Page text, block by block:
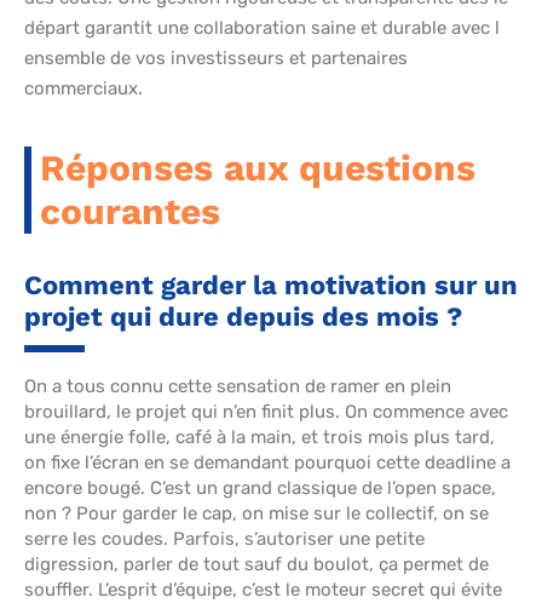
départ garantit une collaboration saine et durable avec l
ensemble de vos investisseurs et partenaires
commerciaux.
Réponses aux questions
courantes
Comment garder la motivation sur un
projet qui dure depuis des mois ?
On a tous connu cette sensation de ramer en plein
brouillard, le projet qui n’en finit plus. On commence avec
une énergie folle, café à la main, et trois mois plus tard,
on fixe l’écran en se demandant pourquoi cette deadline a
encore bougé. C’est un grand classique de l’open space,
non ? Pour garder le cap, on mise sur le collectif, on se
serre les coudes. Parfois, s’autoriser une petite
digression, parler de tout sauf du boulot, ça permet de
souffler. L’esprit d’équipe, c’est le moteur secret qui évite